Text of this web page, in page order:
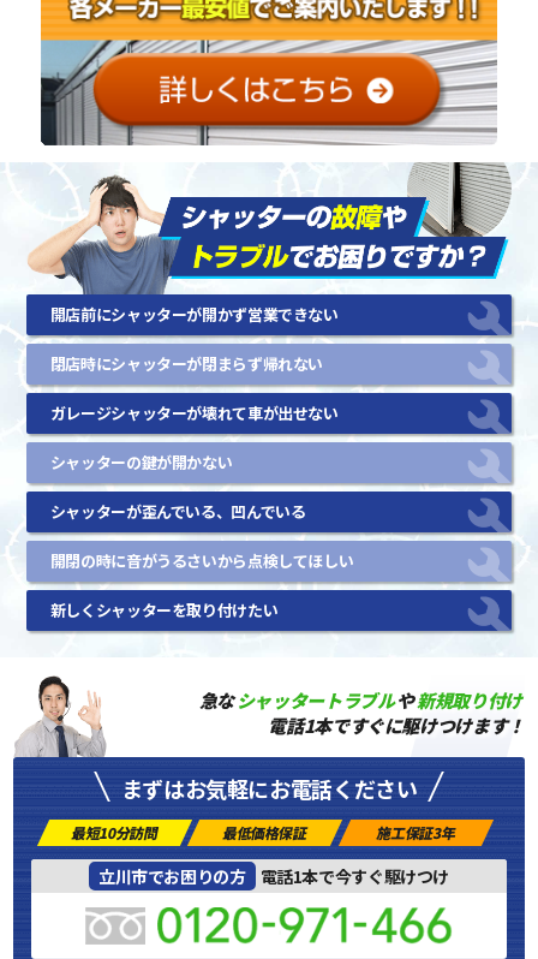
開店前にシャッターが開かず営業できない
閉店時にシャッターが閉まらず帰れない
ガレージシャッターが壊れて車が出せない
シャッターの鍵が開かない
シャッターが歪んでいる、凹んでいる
開閉の時に音がうるさいから点検してほしい
新しくシャッターを取り付けたい
急なシャッタートラブルや新規取り付け
電話1本ですぐに駆けつけます！
まずはお気軽にお電話ください
最短10分訪問 最低価格保証 施工保証3年
立川市でお困りの方 電話1本で今すぐ駆けつけ